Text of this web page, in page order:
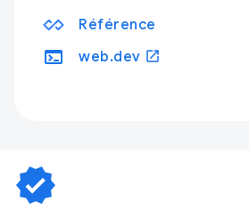
Référence
terminal web.dev open_in_new
verified